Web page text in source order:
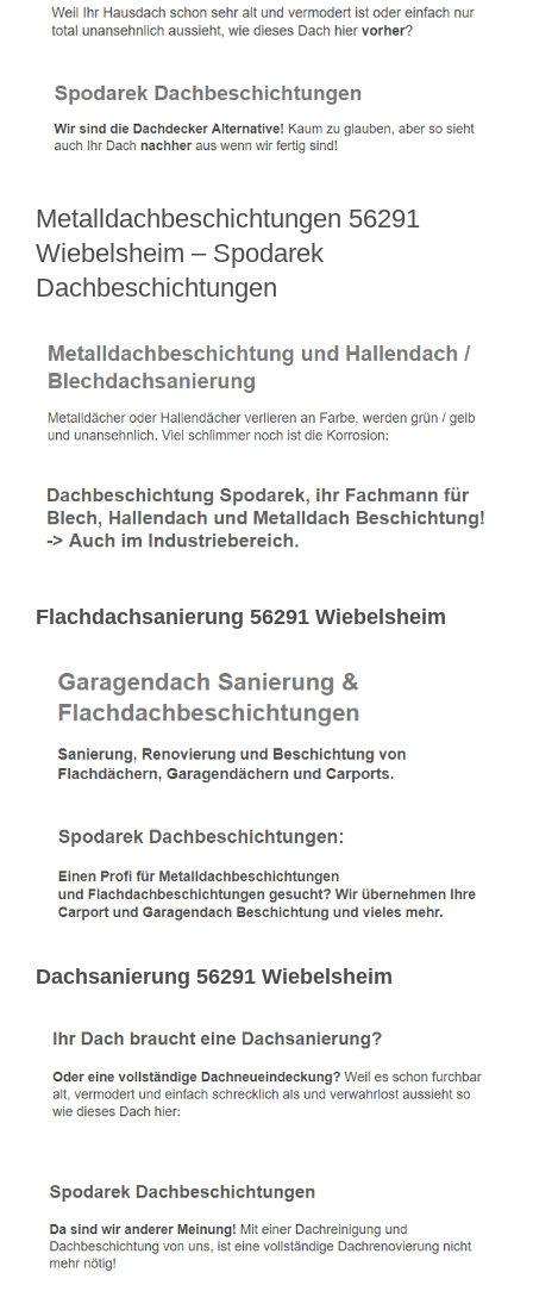
Metalldachbeschichtungen 56291
Wiebelsheim – Spodarek
Dachbeschichtungen
Flachdachsanierung 56291 Wiebelsheim
Dachsanierung 56291 Wiebelsheim